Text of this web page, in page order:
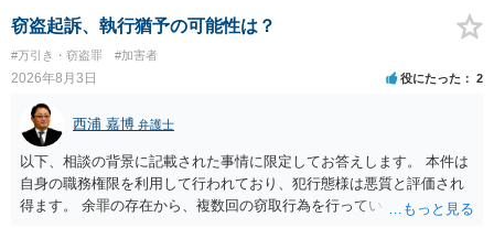
窃盗起訴、執行猶予の可能性は？
#万引き・窃盗罪 #加害者
2026年8月3日 役にたった 2
西浦 嘉博 弁護士
以下、相談の背景に記載された事情に限定してお答えします。 本件は
自身の職務権限を利用して行われており、犯行態様は悪質と評価され
得ます。 余罪の存在から、複数回の窃取行為を行っていたことも悪質